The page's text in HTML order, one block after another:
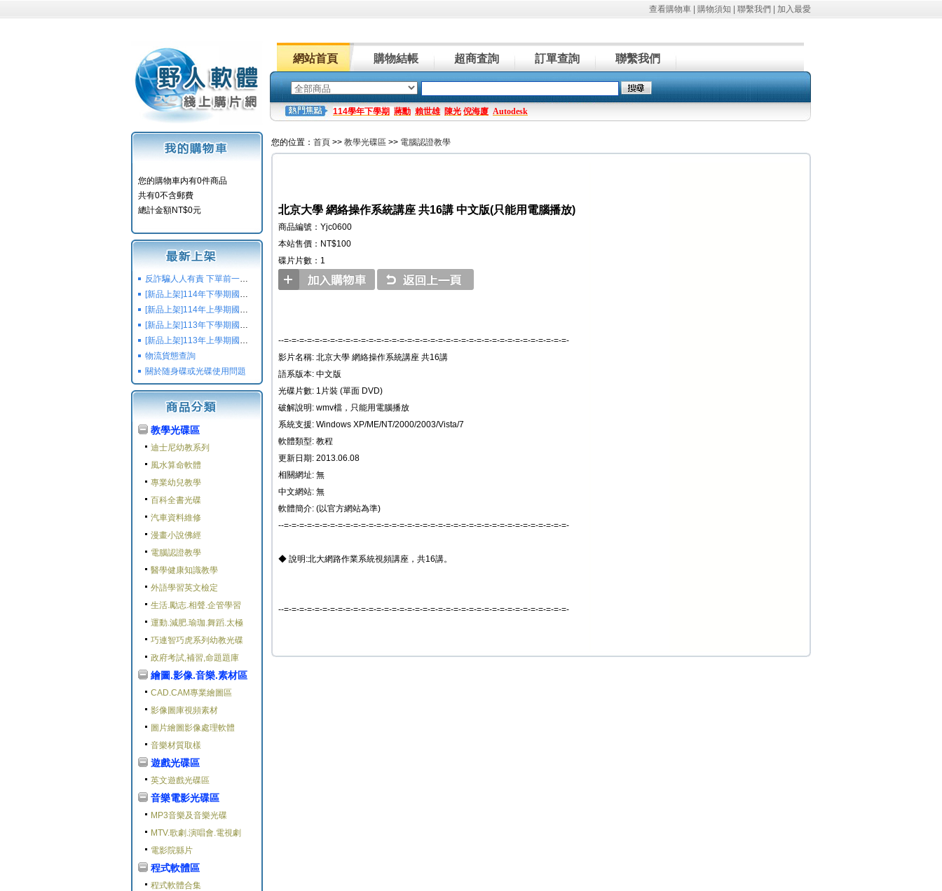
查看購物車 購物須知 聯繫我們 加入最愛
網站首頁 購物結帳 超商査詢 訂單查詢 聯繫我們
114學年下學期 蔣勳 賴世雄 陳光 倪海廈 Autodesk
您的購物車内有0件商品
共有0不含郵費
總計金額NT$0元
反詐騙人人有責 下單前一定要注意
[新品上架]114年下學期國小國中高中命題光碟,校用卷,習作
[新品上架]114年上學期國小國中高中命題光碟,校用卷,習作
[新品上架]113年下學期國小國中高中命題光碟,校用卷,習作
[新品上架]113年上學期國小國中高中命題光碟,校用卷,習作
物流貨態查詢
關於随身碟或光碟使用問題
教學光碟區
迪士尼幼教系列
風水算命軟體
專業幼兒教學
百科全書光碟
汽車資料維修
漫畫小說佛經
電腦認證教學
醫學健康知識教學
外語學習英文檢定
生活.勵志.相聲.企管學習
運動.減肥.瑜珈.舞蹈.太極
巧連智巧虎系列幼教光碟
政府考試,補習,命題題庫
繪圖.影像.音樂.素材區
CAD.CAM專業繪圖區
影像圖庫視頻素材
圖片繪圖影像處理軟體
音樂材質取樣
遊戲光碟區
英文遊戲光碟區
音樂電影光碟區
MP3音樂及音樂光碟
MTV.歌劇.演唱會.電視劇
電影院縣片
程式軟體區
程式軟體合集
您的位置： 首頁 >> 教學光碟區 >> 電腦認證教學
北京大學 網絡操作系統講座 共16講 中文版(只能用電腦播放)
商品編號：Yjc0600
本站售價：NT$100
碟片片數：1
--=-=-=-=-=-=-=-=-=-=-=-=-=-=-=-=-=-=-=-=-=-=-=-=-=-=-=-=-=-=-=-=-=-=-=-=-=-
影片名稱: 北京大學 網絡操作系統講座 共16講
語系版本: 中文版
光碟片數: 1片裝 (單面 DVD)
破解說明: wmv檔，只能用電腦播放
系統支援: Windows XP/ME/NT/2000/2003/Vista/7
軟體類型: 教程
更新日期: 2013.06.08
相關網址: 無
中文網站: 無
軟體簡介: (以官方網站為準)
--=-=-=-=-=-=-=-=-=-=-=-=-=-=-=-=-=-=-=-=-=-=-=-=-=-=-=-=-=-=-=-=-=-=-=-=-=-
◆ 說明:北大網路作業系統視頻講座，共16講。
--=-=-=-=-=-=-=-=-=-=-=-=-=-=-=-=-=-=-=-=-=-=-=-=-=-=-=-=-=-=-=-=-=-=-=-=-=-